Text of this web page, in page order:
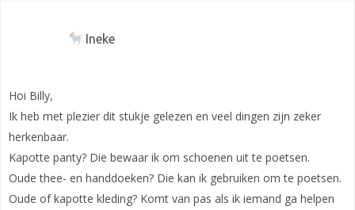
Ineke
Hoi Billy,
Ik heb met plezier dit stukje gelezen en veel dingen zijn zeker
herkenbaar.
Kapotte panty? Die bewaar ik om schoenen uit te poetsen.
Oude thee- en handdoeken? Die kan ik gebruiken om te poetsen.
Oude of kapotte kleding? Komt van pas als ik iemand ga helpen